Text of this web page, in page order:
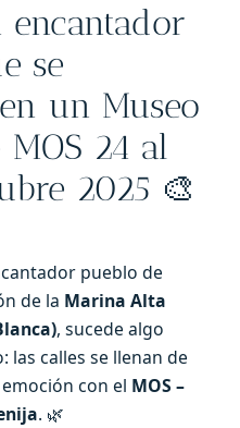
encantador
se
un Museo
24 al
2025 🎨
pueblo de
de la Marina Alta
, sucede algo
las calles se llenan de
con el MOS –
. 🌿